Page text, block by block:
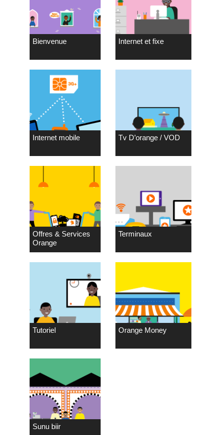
Bienvenue Internet et fixe
Internet mobile Tv D’orange / VOD
Offres & Services
Orange
Terminaux
Tutoriel Orange Money
Sunu biir